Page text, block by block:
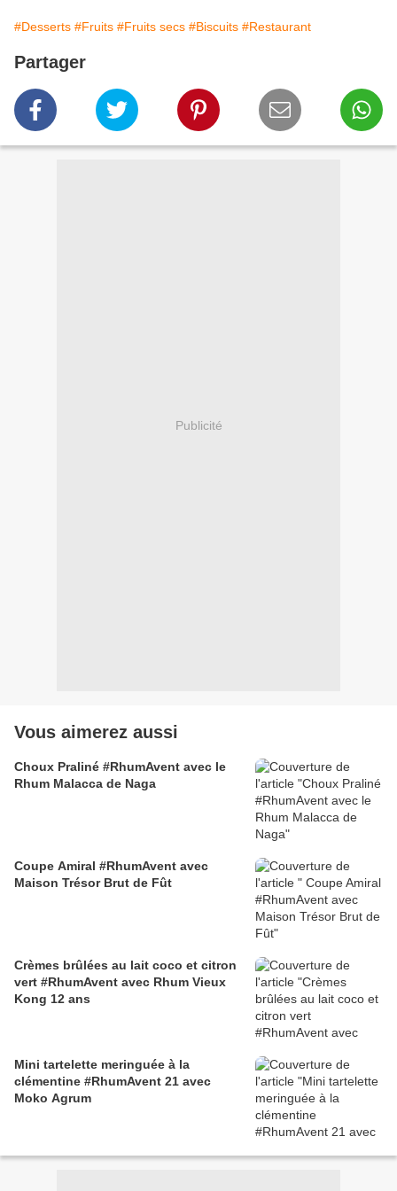
#Desserts #Fruits #Fruits secs #Biscuits #Restaurant
Partager
Publicité
Vous aimerez aussi
Choux Praliné #RhumAvent avec le
Rhum Malacca de Naga
Coupe Amiral #RhumAvent avec
Maison Trésor Brut de Fût
Crèmes brûlées au lait coco et citron
vert #RhumAvent avec Rhum Vieux
Kong 12 ans
Mini tartelette meringuée à la
clémentine #RhumAvent 21 avec
Moko Agrum